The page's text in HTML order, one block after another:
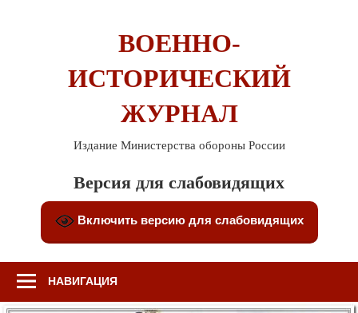
ВОЕННО-
ИСТОРИЧЕСКИЙ
ЖУРНАЛ
Издание Министерства обороны России
Версия для слабовидящих
Включить версию для слабовидящих
НАВИГАЦИЯ